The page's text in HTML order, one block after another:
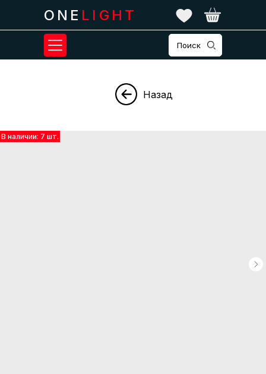
Поиск
ONE LIGHT
Назад